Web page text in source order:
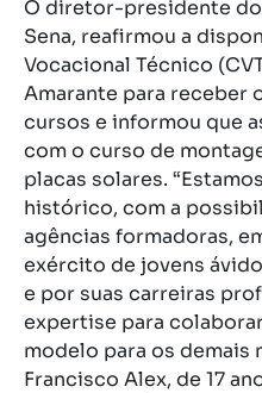
O diretor-presidente
Sena, reafirmou a
Vocacional Técnico
Amarante para receber
cursos e informou que
com o curso de
placas solares.
histórico, com a
agências formadoras,
exército de jovens
e por suas carreiras
expertise para
modelo para os demais
Francisco Alex, de 17